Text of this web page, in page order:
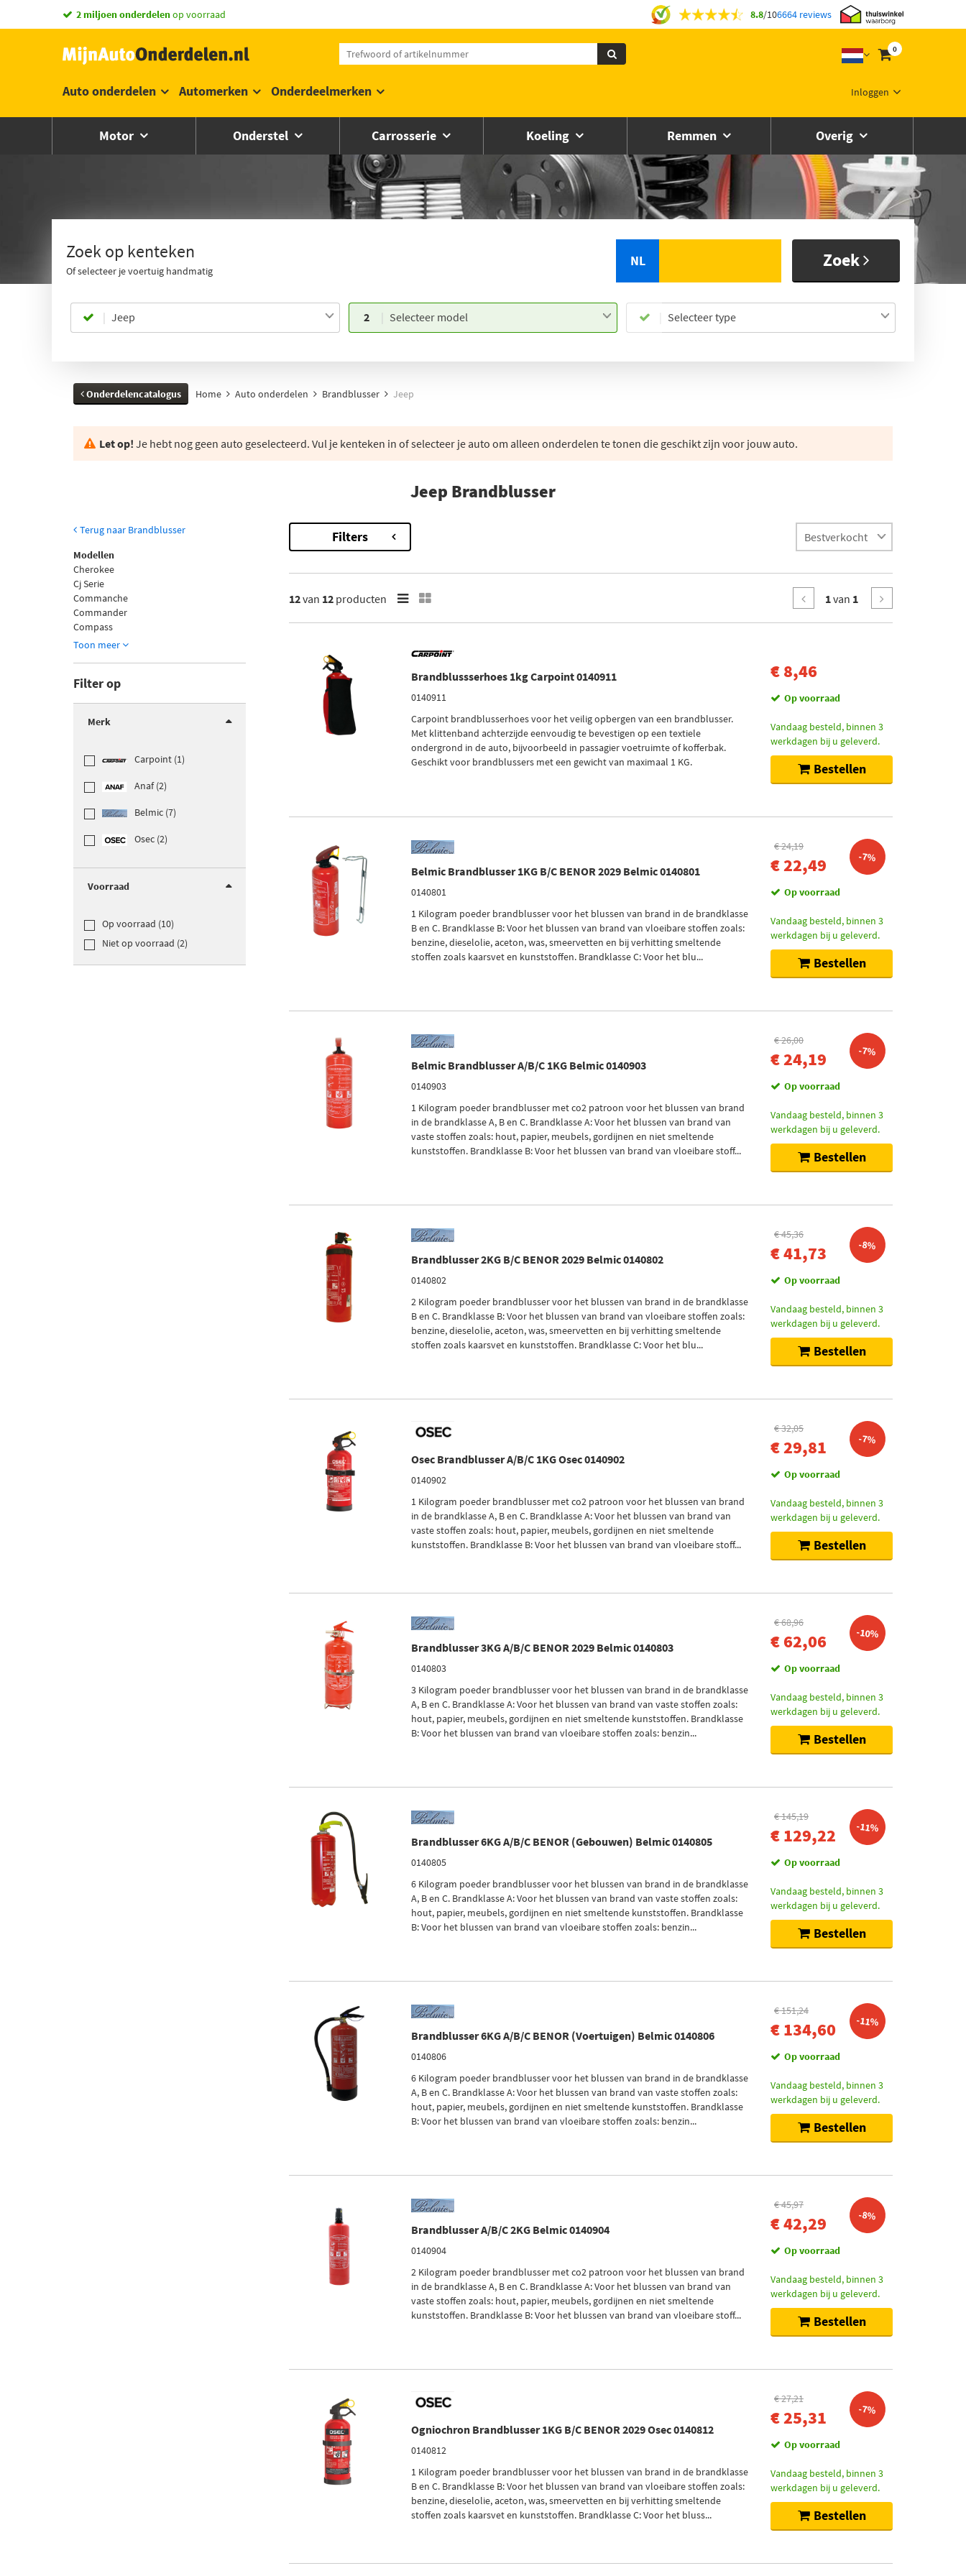
vandaag besteld,morgen in huis *
2 miljoen onderdelenop voorraad 8.8/106664 reviews
0
Inloggen
Auto onderdelen Automerken Onderdeelmerken
Motor Onderstel Carrosserie Koeling Remmen Overig
Zoek op kenteken
Of selecteer je voertuig handmatig
NL Zoek
Jeep 2 Selecteer model Selecteer type
Onderdelencatalogus Home Auto onderdelen Brandblusser Jeep
Let op! Je hebt nog geen auto geselecteerd. Vul je kenteken in of selecteer je auto om alleen onderdelen te tonen die geschikt zijn voor jouw auto.
Jeep Brandblusser
Terug naar Brandblusser
Modellen
Cherokee
Cj Serie
Commanche
Commander
Compass
Toon meer
Filter op
Merk
Carpoint (1)
Anaf (2)
Belmic (7)
Osec (2)
Voorraad
Op voorraad (10)
Niet op voorraad (2)
Filters
12van 12 producten 1van 1
Brandblussserhoes 1kg Carpoint 0140911
0140911
Carpoint brandblusserhoes voor het veilig opbergen van een brandblusser.
Met klittenband achterzijde eenvoudig te bevestigen op een textiele
ondergrond in de auto, bijvoorbeeld in passagier voetruimte of kofferbak.
Geschikt voor brandblussers met een gewicht van maximaal 1 KG.
€ 8,46
Op voorraad
Vandaag besteld, binnen 3
werkdagen bij u geleverd.
Bestellen
Belmic Brandblusser 1KG B/C BENOR 2029 Belmic 0140801
0140801
1 Kilogram poeder brandblusser voor het blussen van brand in de brandklasse
B en C. Brandklasse B: Voor het blussen van brand van vloeibare stoffen zoals:
benzine, dieselolie, aceton, was, smeervetten en bij verhitting smeltende
stoffen zoals kaarsvet en kunststoffen. Brandklasse C: Voor het blu...
€ 24,19
€ 22,49 -7%
Op voorraad
Vandaag besteld, binnen 3
werkdagen bij u geleverd.
Bestellen
Belmic Brandblusser A/B/C 1KG Belmic 0140903
0140903
1 Kilogram poeder brandblusser met co2 patroon voor het blussen van brand
in de brandklasse A, B en C. Brandklasse A: Voor het blussen van brand van
vaste stoffen zoals: hout, papier, meubels, gordijnen en niet smeltende
kunststoffen. Brandklasse B: Voor het blussen van brand van vloeibare stoff...
€ 26,00
€ 24,19 -7%
Op voorraad
Vandaag besteld, binnen 3
werkdagen bij u geleverd.
Bestellen
Brandblusser 2KG B/C BENOR 2029 Belmic 0140802
0140802
2 Kilogram poeder brandblusser voor het blussen van brand in de brandklasse
B en C. Brandklasse B: Voor het blussen van brand van vloeibare stoffen zoals:
benzine, dieselolie, aceton, was, smeervetten en bij verhitting smeltende
stoffen zoals kaarsvet en kunststoffen. Brandklasse C: Voor het blu...
€ 45,36
€ 41,73 -8%
Op voorraad
Vandaag besteld, binnen 3
werkdagen bij u geleverd.
Bestellen
Osec Brandblusser A/B/C 1KG Osec 0140902
0140902
1 Kilogram poeder brandblusser met co2 patroon voor het blussen van brand
in de brandklasse A, B en C. Brandklasse A: Voor het blussen van brand van
vaste stoffen zoals: hout, papier, meubels, gordijnen en niet smeltende
kunststoffen. Brandklasse B: Voor het blussen van brand van vloeibare stoff...
€ 32,05
€ 29,81 -7%
Op voorraad
Vandaag besteld, binnen 3
werkdagen bij u geleverd.
Bestellen
Brandblusser 3KG A/B/C BENOR 2029 Belmic 0140803
0140803
3 Kilogram poeder brandblusser voor het blussen van brand in de brandklasse
A, B en C. Brandklasse A: Voor het blussen van brand van vaste stoffen zoals:
hout, papier, meubels, gordijnen en niet smeltende kunststoffen. Brandklasse
B: Voor het blussen van brand van vloeibare stoffen zoals: benzin...
€ 68,96
€ 62,06 -10%
Op voorraad
Vandaag besteld, binnen 3
werkdagen bij u geleverd.
Bestellen
Brandblusser 6KG A/B/C BENOR (Gebouwen) Belmic 0140805
0140805
6 Kilogram poeder brandblusser voor het blussen van brand in de brandklasse
A, B en C. Brandklasse A: Voor het blussen van brand van vaste stoffen zoals:
hout, papier, meubels, gordijnen en niet smeltende kunststoffen. Brandklasse
B: Voor het blussen van brand van vloeibare stoffen zoals: benzin...
€ 145,19
€ 129,22 -11%
Op voorraad
Vandaag besteld, binnen 3
werkdagen bij u geleverd.
Bestellen
Brandblusser 6KG A/B/C BENOR (Voertuigen) Belmic 0140806
0140806
6 Kilogram poeder brandblusser voor het blussen van brand in de brandklasse
A, B en C. Brandklasse A: Voor het blussen van brand van vaste stoffen zoals:
hout, papier, meubels, gordijnen en niet smeltende kunststoffen. Brandklasse
B: Voor het blussen van brand van vloeibare stoffen zoals: benzin...
€ 151,24
€ 134,60 -11%
Op voorraad
Vandaag besteld, binnen 3
werkdagen bij u geleverd.
Bestellen
Brandblusser A/B/C 2KG Belmic 0140904
0140904
2 Kilogram poeder brandblusser met co2 patroon voor het blussen van brand
in de brandklasse A, B en C. Brandklasse A: Voor het blussen van brand van
vaste stoffen zoals: hout, papier, meubels, gordijnen en niet smeltende
kunststoffen. Brandklasse B: Voor het blussen van brand van vloeibare stoff...
€ 45,97
€ 42,29 -8%
Op voorraad
Vandaag besteld, binnen 3
werkdagen bij u geleverd.
Bestellen
Ogniochron Brandblusser 1KG B/C BENOR 2029 Osec 0140812
0140812
1 Kilogram poeder brandblusser voor het blussen van brand in de brandklasse
B en C. Brandklasse B: Voor het blussen van brand van vloeibare stoffen zoals:
benzine, dieselolie, aceton, was, smeervetten en bij verhitting smeltende
stoffen zoals kaarsvet en kunststoffen. Brandklasse C: Voor het bluss...
€ 27,21
€ 25,31 -7%
Op voorraad
Vandaag besteld, binnen 3
werkdagen bij u geleverd.
Bestellen